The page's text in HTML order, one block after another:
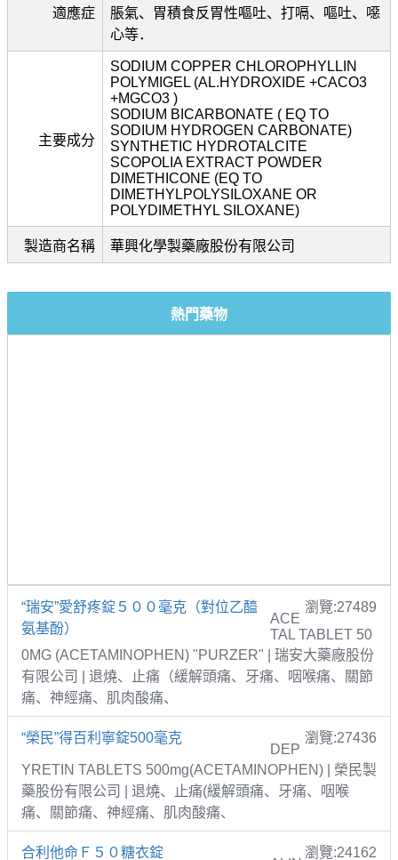
適應症
脹氣、胃積食反胃性嘔吐、打嗝、嘔吐、噁
心等．
主要成分
SODIUM COPPER CHLOROPHYLLIN
POLYMIGEL (AL.HYDROXIDE +CACO3
+MGCO3 )
SODIUM BICARBONATE ( EQ TO
SODIUM HYDROGEN CARBONATE)
SYNTHETIC HYDROTALCITE
SCOPOLIA EXTRACT POWDER
DIMETHICONE (EQ TO
DIMETHYLPOLYSILOXANE OR
POLYDIMETHYL SILOXANE)
製造商名稱 華興化學製藥廠股份有限公司
熱門藥物
“瑞安”愛舒疼錠５００毫克（對位乙醯
氨基酚）
瀏覽:27489
ACE
TAL TABLET 50
0MG (ACETAMINOPHEN) "PURZER" | 瑞安大藥廠股份
有限公司 | 退燒、止痛（緩解頭痛、牙痛、咽喉痛、關節
痛、神經痛、肌肉酸痛、
“榮民”得百利寧錠500毫克 瀏覽:27436
DEP
YRETIN TABLETS 500mg(ACETAMINOPHEN) | 榮民製
藥股份有限公司 | 退燒、止痛(緩解頭痛、牙痛、咽喉
痛、關節痛、神經痛、肌肉酸痛、
合利他命Ｆ５０糖衣錠 瀏覽:24162